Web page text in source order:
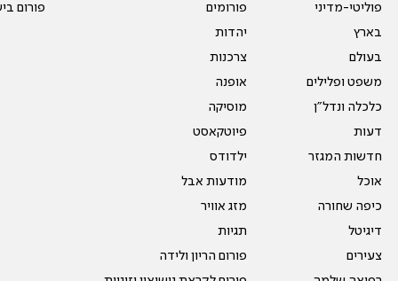
פוליטי-מדיני
בארץ
בעולם
משפט ופלילים
כלכלה ונדל"ן
דעות
חדשות המגזר
אוכל
כיפה שחורה
דיגיטל
צעירים
פורומים
יהדות
צרכנות
אופנה
מוסיקה
פיוטקאסט
ילדודס
מודעות אבל
מזג אוויר
תגיות
פורום הריון ולידה
פורום